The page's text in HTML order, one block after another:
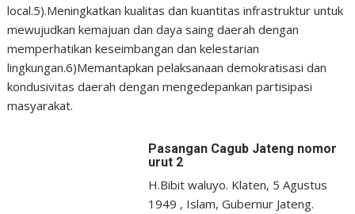
local.5).Meningkatkan kualitas dan kuantitas infrastruktur untuk
mewujudkan kemajuan dan daya saing daerah dengan
memperhatikan keseimbangan dan kelestarian
lingkungan.6)Memantapkan pelaksanaan demokratisasi dan
kondusivitas daerah dengan mengedepankan partisipasi
masyarakat.
Pasangan Cagub Jateng nomor
urut 2
H.Bibit waluyo. Klaten, 5 Agustus
1949 , Islam, Gubernur Jateng.